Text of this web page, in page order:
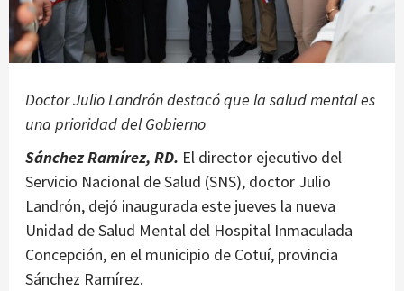
Doctor Julio Landrón destacó que la salud mental es
una prioridad del Gobierno
Sánchez Ramírez, RD. El director ejecutivo del
Servicio Nacional de Salud (SNS), doctor Julio
Landrón, dejó inaugurada este jueves la nueva
Unidad de Salud Mental del Hospital Inmaculada
Concepción, en el municipio de Cotuí, provincia
Sánchez Ramírez.